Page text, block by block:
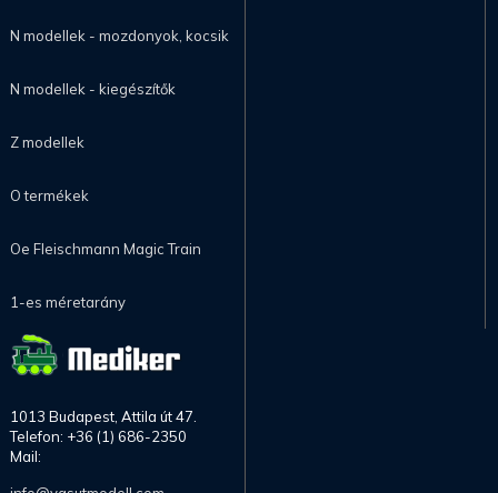
N modellek - mozdonyok, kocsik
N modellek - kiegészítők
Z modellek
O termékek
Oe Fleischmann Magic Train
1-es méretarány
1013 Budapest, Attila út 47.
Telefon: +36 (1) 686-2350
Mail: